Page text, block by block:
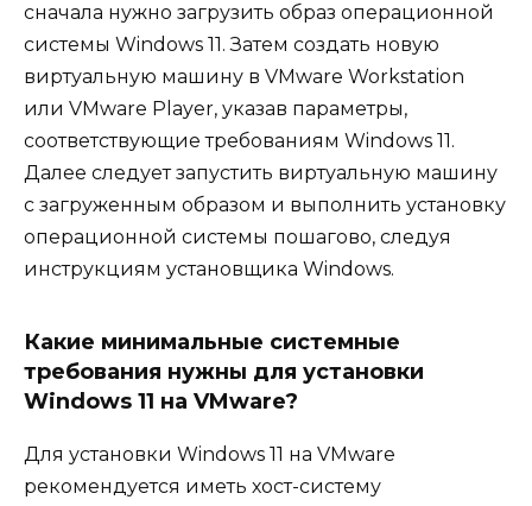
сначала нужно загрузить образ операционной
системы Windows 11. Затем создать новую
виртуальную машину в VMware Workstation
или VMware Player, указав параметры,
соответствующие требованиям Windows 11.
Далее следует запустить виртуальную машину
с загруженным образом и выполнить установку
операционной системы пошагово, следуя
инструкциям установщика Windows.
Какие минимальные системные
требования нужны для установки
Windows 11 на VMware?
Для установки Windows 11 на VMware
рекомендуется иметь хост-систему